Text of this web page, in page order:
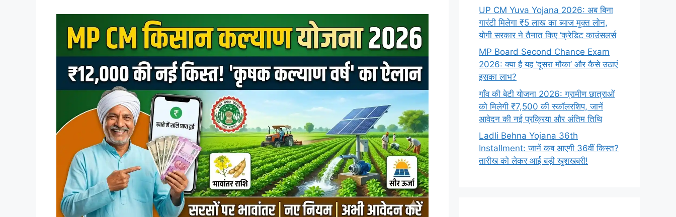
UP CM Yuva Yojana 2026: अब बिना
गारंटी मिलेगा ₹5 लाख का ब्याज मुक्त लोन,
योगी सरकार ने तैनात किए ‘क्रेडिट काउंसलर्स
MP Board Second Chance Exam
2026: क्या है यह ‘दूसरा मौका’ और कैसे उठाएं
इसका लाभ?
गाँव की बेटी योजना 2026: ग्रामीण छात्राओं
को मिलेगी ₹7,500 की स्कॉलरशिप, जानें
आवेदन की नई प्रक्रिया और अंतिम तिथि
Ladli Behna Yojana 36th
Installment: जानें कब आएगी 36वीं किस्त?
तारीख को लेकर आई बड़ी खुशखबरी!